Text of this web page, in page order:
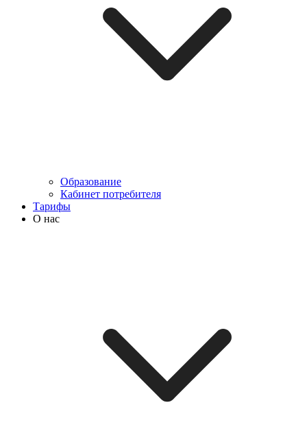
Образование
Кабинет потребителя
Тарифы
О нас